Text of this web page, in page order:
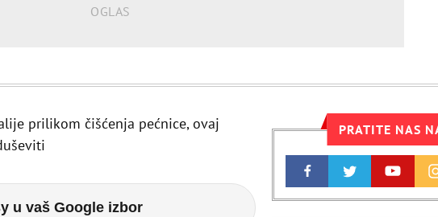
prilikom čišćenja pećnice, ovaj
u vaš Google izbor
PRATITE NAS